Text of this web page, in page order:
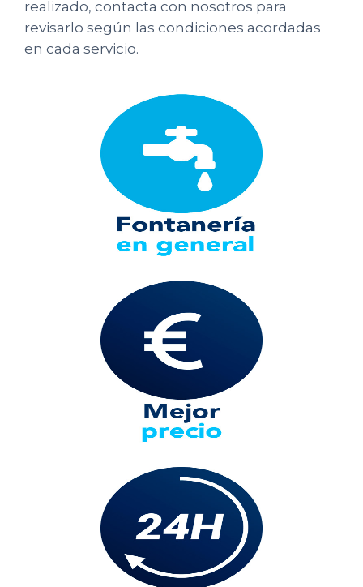
realizado, contacta con nosotros para
revisarlo según las condiciones acordadas
en cada servicio.